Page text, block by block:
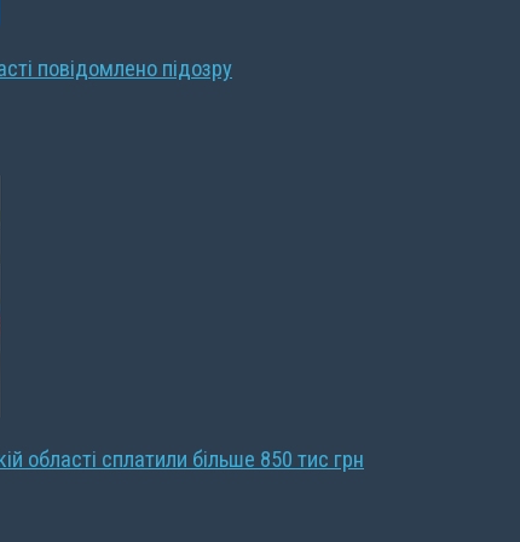
повідомлено підозру
області сплатили більше 850 тис грн